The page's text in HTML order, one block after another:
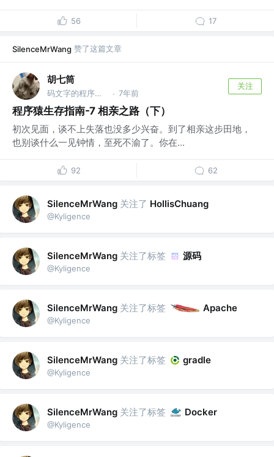
56 17
SilenceMrWang 赞了这篇文章
胡七筒
码文字的程序猿 @你猜 · 7年前
关注
程序猿生存指南-7 相亲之路（下）
初次见面，谈不上失落也没多少兴奋。到了相亲这步田地，
也别谈什么一见钟情，至死不渝了。你在...
92 62
SilenceMrWang 关注了 HollisChuang
@Kyligence
SilenceMrWang 关注了标签 源码
@Kyligence
SilenceMrWang 关注了标签 Apache
@Kyligence
SilenceMrWang 关注了标签 gradle
@Kyligence
SilenceMrWang 关注了标签 Docker
@Kyligence